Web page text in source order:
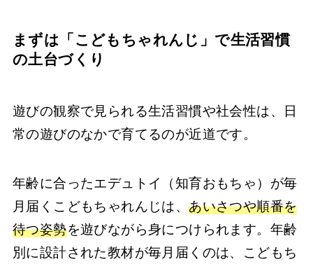
まずは「こどもちゃれんじ」で生活習慣
の土台づくり
遊びの観察で見られる生活習慣や社会性は、日
常の遊びのなかで育てるのが近道です。
年齢に合ったエデュトイ（知育おもちゃ）が毎
月届くこどもちゃれんじは、あいさつや順番を
待つ姿勢を遊びながら身につけられます。年齢
別に設計された教材が毎月届くのは、こどもち